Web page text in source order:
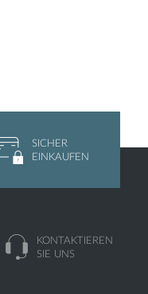
SICHER
EINKAUFEN
KONTAKTIEREN
SIE UNS